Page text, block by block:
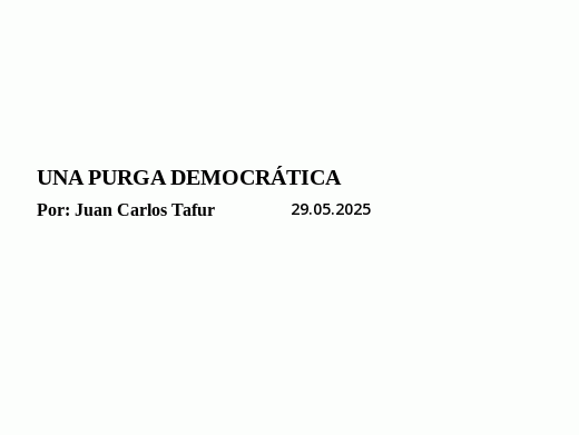
UNA PURGA DEMOCRÁTICA
Por: Juan Carlos Tafur 29.05.2025